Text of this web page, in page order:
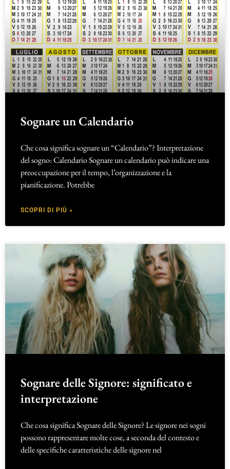
Sognare un Calendario
Che cosa significa sognare un “Calendario”? Interpretazione
del sogno: Calendario Sognare un calendario può indicare una
preoccupazione per il tempo, l’organizzazione e la
pianificazione. Potrebbe
SCOPRI DI PIÙ »
Sognare delle Signore: significato e
interpretazione
Che cosa significa Sognare delle Signore? Le signore nei sogni
possono rappresentare molte cose, a seconda del contesto e
delle specifiche caratteristiche delle signore nel